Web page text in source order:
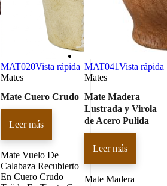
MAT020Vista rápida
Mates
Mate Cuero Crudo
Leer más
Mate Vuelo De
Calabaza Recubierto
En Cuero Crudo
MAT041Vista rápida
Mates
Mate Madera
Lustrada y Virola
de Acero Pulida
Leer más
Mate Madera